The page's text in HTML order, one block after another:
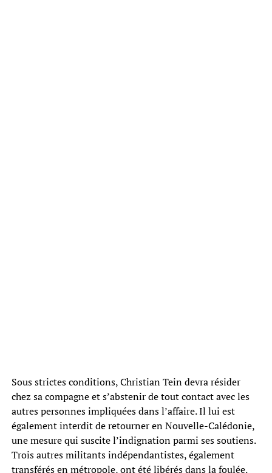
Sous strictes conditions, Christian Tein devra résider
chez sa compagne et s’abstenir de tout contact avec les
autres personnes impliquées dans l’affaire. Il lui est
également interdit de retourner en Nouvelle-Calédonie,
une mesure qui suscite l’indignation parmi ses soutiens.
Trois autres militants indépendantistes, également
transférés en métropole, ont été libérés dans la foulée.